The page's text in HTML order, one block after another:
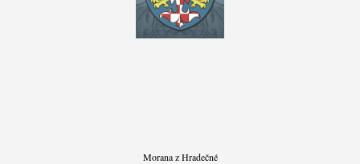
Morana z Hradečné